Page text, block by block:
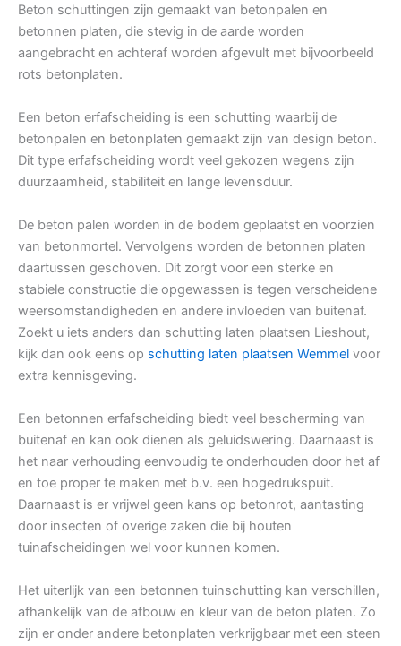
Beton schuttingen zijn gemaakt van betonpalen en
betonnen platen, die stevig in de aarde worden
aangebracht en achteraf worden afgevult met bijvoorbeeld
rots betonplaten.
Een beton erfafscheiding is een schutting waarbij de
betonpalen en betonplaten gemaakt zijn van design beton.
Dit type erfafscheiding wordt veel gekozen wegens zijn
duurzaamheid, stabiliteit en lange levensduur.
De beton palen worden in de bodem geplaatst en voorzien
van betonmortel. Vervolgens worden de betonnen platen
daartussen geschoven. Dit zorgt voor een sterke en
stabiele constructie die opgewassen is tegen verscheidene
weersomstandigheden en andere invloeden van buitenaf.
Zoekt u iets anders dan schutting laten plaatsen Lieshout,
kijk dan ook eens op schutting laten plaatsen Wemmel voor
extra kennisgeving.
Een betonnen erfafscheiding biedt veel bescherming van
buitenaf en kan ook dienen als geluidswering. Daarnaast is
het naar verhouding eenvoudig te onderhouden door het af
en toe proper te maken met b.v. een hogedrukspuit.
Daarnaast is er vrijwel geen kans op betonrot, aantasting
door insecten of overige zaken die bij houten
tuinafscheidingen wel voor kunnen komen.
Het uiterlijk van een betonnen tuinschutting kan verschillen,
afhankelijk van de afbouw en kleur van de beton platen. Zo
zijn er onder andere betonplaten verkrijgbaar met een steen